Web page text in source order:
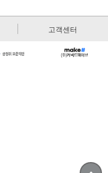
고객센터